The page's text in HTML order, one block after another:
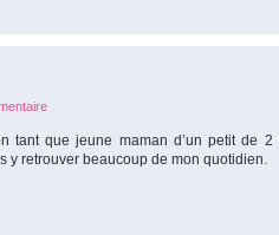
tant que jeune maman d’un petit de
y retrouver beaucoup de mon quotidien.